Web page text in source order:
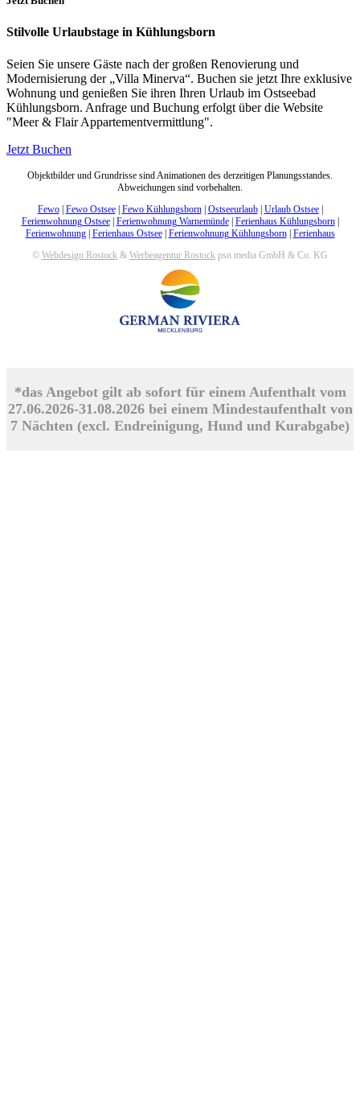
Stilvolle Urlaubstage in Kühlungsborn
Seien Sie unsere Gäste nach der großen Renovierung und
Modernisierung der „Villa Minerva“. Buchen sie jetzt Ihre exklusive
Wohnung und genießen Sie ihren Ihren Urlaub im Ostseebad
Kühlungsborn. Anfrage und Buchung erfolgt über die Website
"Meer & Flair Appartementvermittlung".
Jetzt Buchen
Objektbilder und Grundrisse sind Animationen des derzeitigen Planungsstandes.
Abweichungen sind vorbehalten.
Fewo| Fewo Ostsee| Fewo Kühlungsborn| Ostseeurlaub| Urlaub Ostsee|
Ferienwohnung Ostsee| Ferienwohnung Warnemünde| Ferienhaus Kühlungsborn|
Ferienwohnung| Ferienhaus Ostsee| Ferienwohnung Kühlungsborn| Ferienhaus
© Webdesign Rostock & Werbeagentur Rostock psn media GmbH & Co. KG
*das Angebot gilt ab sofort für einem Aufenthalt vom
27.06.2026-31.08.2026 bei einem Mindestaufenthalt von
7 Nächten (excl. Endreinigung, Hund und Kurabgabe)